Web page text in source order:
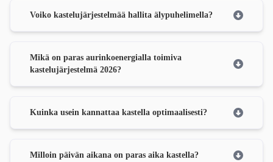
Voiko kastelujärjestelmää hallita älypuhelimella?
Mikä on paras aurinkoenergialla toimiva
kastelujärjestelmä 2026?
Kuinka usein kannattaa kastella optimaalisesti?
Milloin päivän aikana on paras aika kastella?